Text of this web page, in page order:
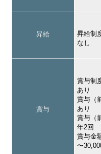
昇給
昇給制
なし
賞与
賞与制
あり
賞与（
あり
賞与（
年2回
賞与金
〜